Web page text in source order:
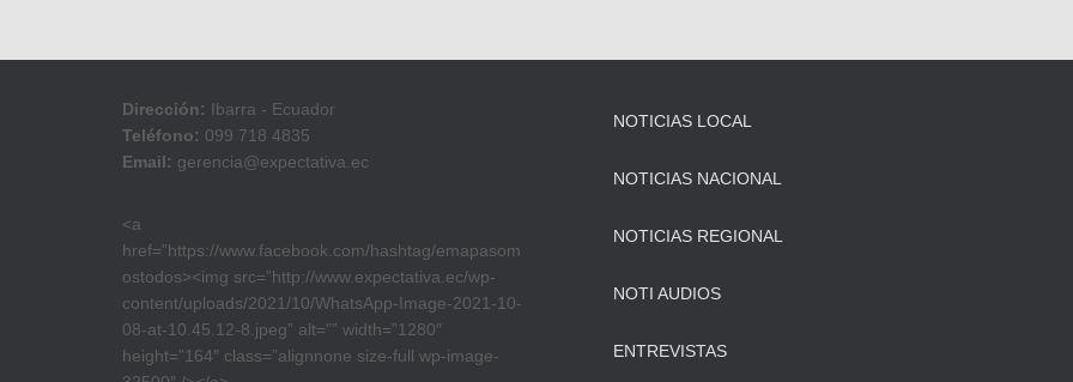
Dirección: Ibarra - Ecuador
Teléfono: 099 718 4835
Email: gerencia@expectativa.ec
<a
href=”https://www.facebook.com/hashtag/emapasom
ostodos><img src=”http://www.expectativa.ec/wp-
content/uploads/2021/10/WhatsApp-Image-2021-10-
08-at-10.45.12-8.jpeg” alt=”” width=”1280″
height=”164″ class=”alignnone size-full wp-image-
NOTICIAS LOCAL
NOTICIAS NACIONAL
NOTICIAS REGIONAL
NOTI AUDIOS
ENTREVISTAS